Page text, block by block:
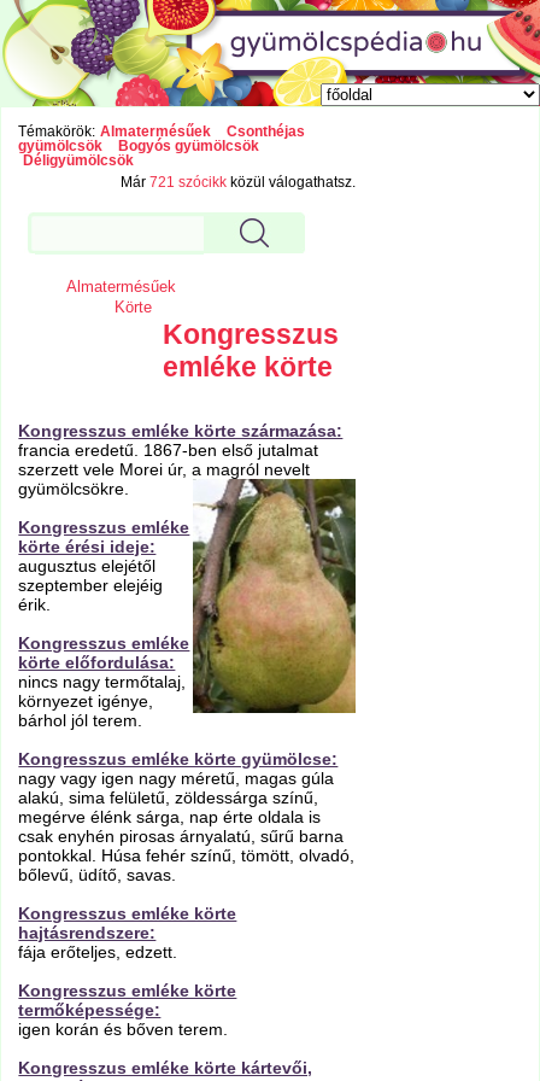
Témakörök: Almatermésűek
Csonthéjas
gyümölcsök
Bogyós gyümölcsök
Déligyümölcsök
Már721 szócikk közül válogathatsz.
Almatermésűek
Körte
Kongresszus
emléke körte
Kongresszus emléke körte származása:
francia eredetű. 1867-ben első jutalmat
szerzett vele Morei úr, a magról nevelt
gyümölcsökre.
Kongresszus emléke
körte érési ideje:
augusztus elejétől
szeptember elejéig
érik.
Kongresszus emléke
körte előfordulása:
nincs nagy termőtalaj,
környezet igénye,
bárhol jól terem.
Kongresszus emléke körte gyümölcse:
nagy vagy igen nagy méretű, magas gúla
alakú, sima felületű, zöldessárga színű,
megérve élénk sárga, nap érte oldala is
csak enyhén pirosas árnyalatú, sűrű barna
pontokkal. Húsa fehér színű, tömött, olvadó,
bőlevű, üdítő, savas.
Kongresszus emléke körte
hajtásrendszere:
fája erőteljes, edzett.
Kongresszus emléke körte
termőképessége:
igen korán és bőven terem.
Kongresszus emléke körte kártevői,